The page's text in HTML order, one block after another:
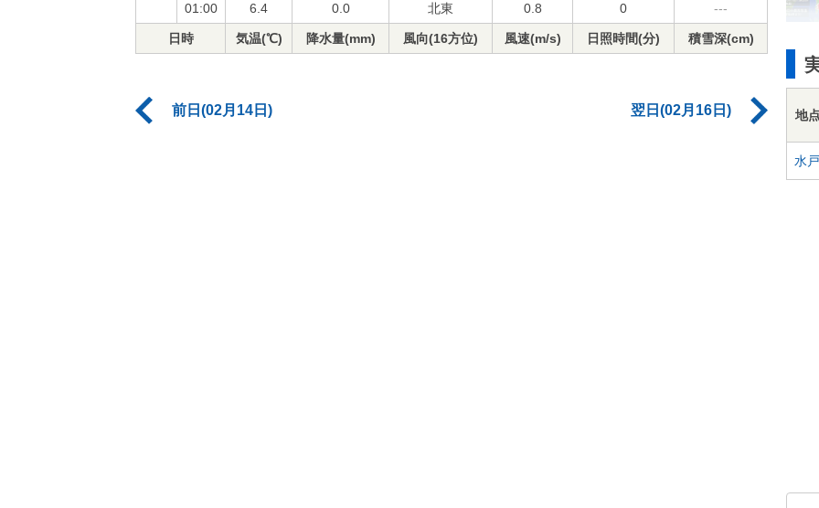
01:00 6.4 0.0 北東 0.8 0 ---
日時 気温(℃) 降水量(mm) 風向(16方位) 風速(m/s) 日照時間(分) 積雪深(cm)
前日(02月14日) 翌日(02月16日) 地
水戸